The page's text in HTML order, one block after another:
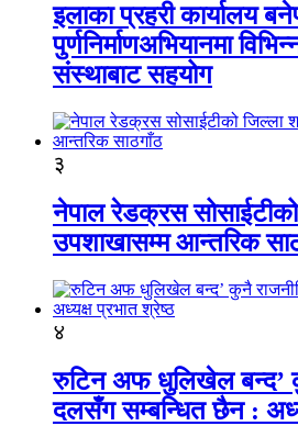
इलाका प्रहरी कार्यालय
पुर्णनिर्माणअभियानमा
संस्थाबाट सहयोग
३
नेपाल रेडक्रस
उपशाखासम्म आन्तरिक
४
रुटिन अफ धुलिखेल बन्द’
दलसँग सम्बन्धित छैन :